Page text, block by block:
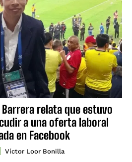
relata que estuvo
a una oferta laboral
en Facebook
Víctor Loor Bonilla